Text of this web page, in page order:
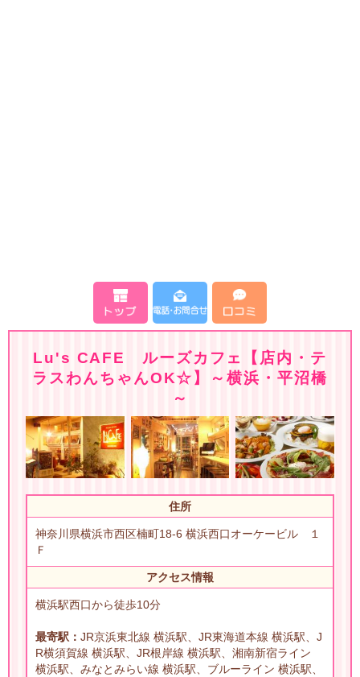
Lu's CAFE ルーズカフェ【店内・テ
ラスわんちゃんOK☆】～横浜・平沼橋
～
住所
神奈川県横浜市西区楠町18-6 横浜西口オーケービル １
Ｆ
アクセス情報
横浜駅西口から徒歩10分
最寄駅： JR京浜東北線 横浜駅、JR東海道本線 横浜駅、J
R横須賀線 横浜駅、JR根岸線 横浜駅、湘南新宿ライン
横浜駅、みなとみらい線 横浜駅、ブルーライン 横浜駅、